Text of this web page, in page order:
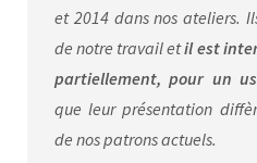
et 2014 dans nos ateliers.
de notre travail etil est
partiellement, pour un
que leur présentation
de nos patrons actuels.